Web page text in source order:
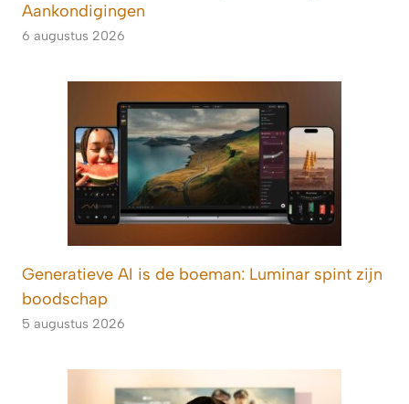
Aankondigingen
6 augustus 2026
Generatieve AI is de boeman: Luminar spint zijn
boodschap
5 augustus 2026